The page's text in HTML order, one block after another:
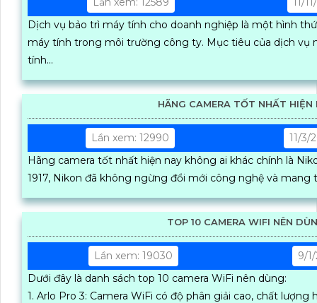
Dịch vụ bảo trì máy tính cho doanh nghiệp là một hình
máy tính trong môi trường công ty. Mục tiêu của dịch vụ này là đảm bảo hệ thống máy
tính...
HÃNG CAMERA TỐT NHẤT HIỆN
Lần xem: 12990
11/3/
Hãng camera tốt nhất hiện nay không ai khác chính là Nikon. Được thành lập từ
1917, Nikon đã không ngừng đổi mới công nghệ và
TOP 10 CAMERA WIFI NÊN
Lần xem: 19030
9/
Dưới đây là danh sách top 10 camera WiFi nên dùng:
1. Arlo Pro 3: Camera WiFi có độ phân giải cao, chất lượng hình ảnh tuyệt vời và tính